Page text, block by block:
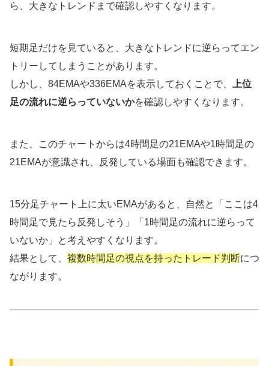
ら、大きなトレンドまで確認しやすくなります。
短期足だけを見ていると、大きなトレンドに逆らってエン
トリーしてしまうことがあります。
しかし、84EMAや336EMAを表示しておくことで、
上位
足の流れに逆らっていないかを確認しやすくなります。
また、このチャートからは4時間足の21EMAや1時間足の
21EMAが意識され、反発している場面も確認できます。
15分足チャート上に太いEMAがあると、自然と「ここは4
時間足で見たら反発しそう」「1時間足の流れに逆らって
いないか」と考えやすくなります。
結果として、 複数時間足の視点を持ったトレード判断につ
ながります。